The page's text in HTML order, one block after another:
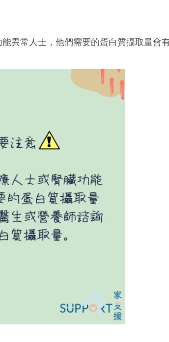
異常人士，他們需要的蛋白質攝取量會